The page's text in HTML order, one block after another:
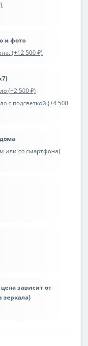
и фото
(+12 500 ₽)
(+2 500 ₽)
с подсветкой (+4 500
или со смартфона)
зависит от
зеркала)